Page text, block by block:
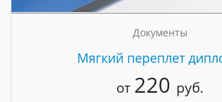
Документы
Мягкий переплет
от 220 руб.